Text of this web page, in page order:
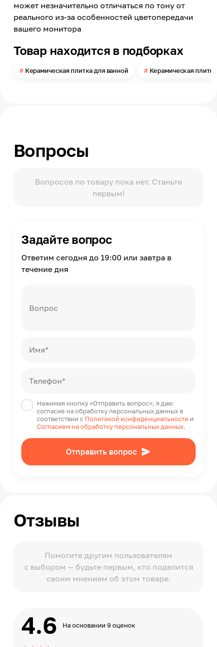
Материал
Керамика
Длина
Ширина
Толщина
Поверхность применения
Стена
может незначительно отличаться по тону от
реального из-за особенностей цветопередачи
вашего монитора
Товар находится в подборках
Керамическая плитка для ванной Керамическая
Вопросы
Вопросов по товару пока нет. Станьте
первым!
Задайте вопрос
Ответим сегодня до 19:00 или завтра в
течение дня
Вопрос
Имя*
Телефон*
Нажимая кнопку «Отправить вопрос», я даю
согласие на обработку персональных данных в
соответствии с Политикой конфиденциальности и
Согласием на обработку персональных данных.
Отправить вопрос
Отзывы
Помогите другим пользователям
с выбором — будьте первым, кто поделится
своим мнением об этом товаре.
4.6 На основании 9 оценок